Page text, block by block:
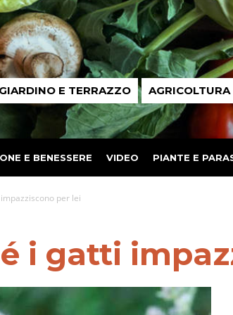
GIARDINO E TERRAZZO AGRICOLTURA
E BENESSERE VIDEO PIANTE E
per lei
i gatti